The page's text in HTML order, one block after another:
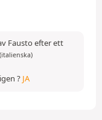
Fausto efter ett
? JA